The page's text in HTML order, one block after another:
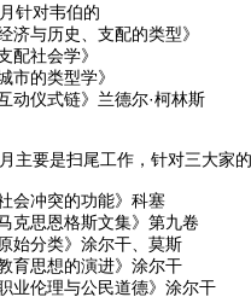
针对韦伯的
经济与历史、支配的类型》
配社会学》
城市的类型学》
互动仪式链》兰德尔·柯林斯
主要是扫尾工作，针对三大家的
社会冲突的功能》科塞
马克思恩格斯文集》第九卷
原始分类》涂尔干、莫斯
教育思想的演进》涂尔干
职业伦理与公民道德》涂尔干